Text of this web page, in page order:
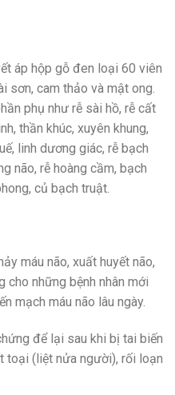
áp hộp gỗ đen loại 60 viên
sơn, cam thảo và mật ong.
phụ như rễ sài hồ, rễ cất
thần khúc, xuyên khung,
linh dương giác, rễ bạch
não, rễ hoàng cầm, bạch
củ bạch truật.
máu não, xuất huyết não,
cho những bệnh nhân mới
mạch máu não lâu ngày.
để lại sau khi bị tai biến
toại (liệt nửa người), rối loạn